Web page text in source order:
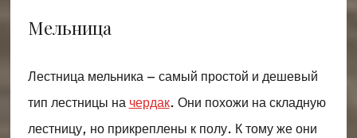
Мельница
Лестница мельника – самый простой и дешевый
тип лестницы на чердак. Они похожи на складную
лестницу, но прикреплены к полу. К тому же они